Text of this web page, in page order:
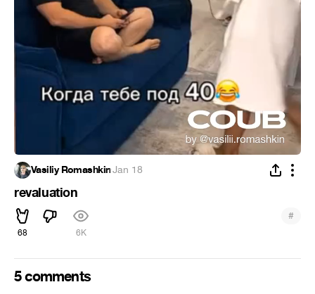
Vasiliy Romashkin·Jan 18
revaluation
68 6K
#
5 comments